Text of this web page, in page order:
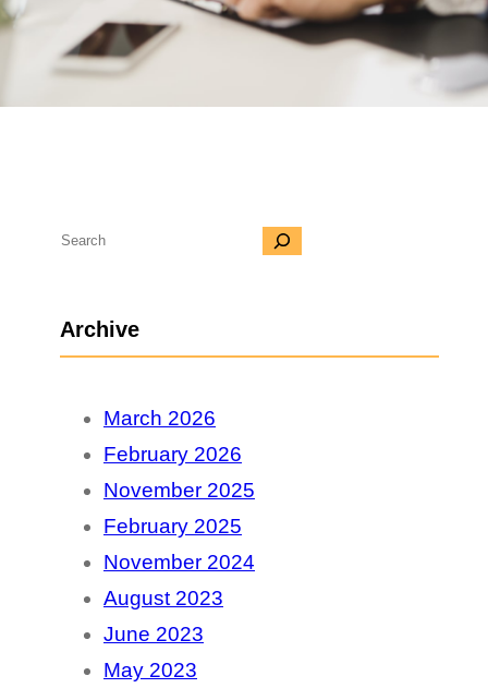
S
Archive
March 2026
February 2026
November 2025
February 2025
November 2024
August 2023
June 2023
May 2023